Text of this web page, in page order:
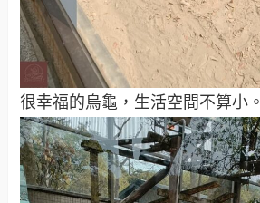
很幸福的烏龜，生活空間不算小。